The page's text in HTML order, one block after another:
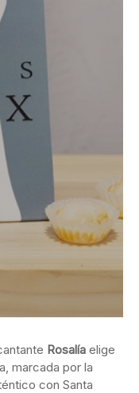
Rosalía elige
marcada por la
con Santa